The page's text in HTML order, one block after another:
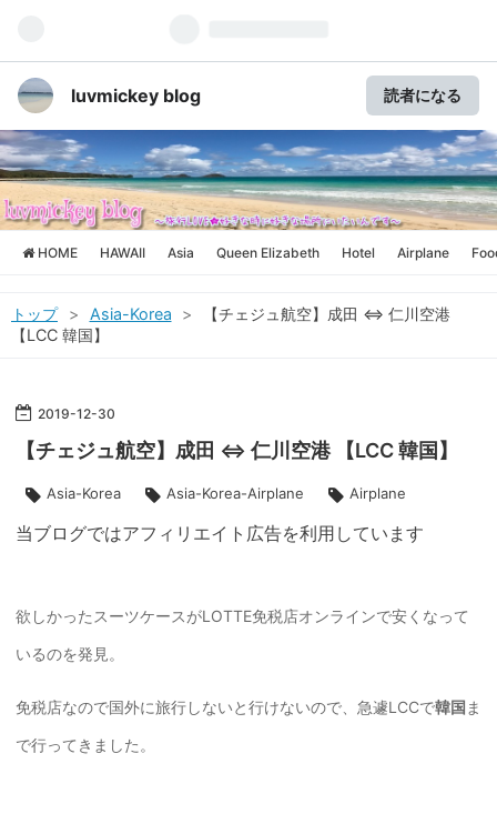
luvmickey blog 読者になる
HOME HAWAII Asia Queen Elizabeth Hotel Airplane
トップ > Asia-Korea >
【チェジュ航空】成田 ⇔ 仁川空港
【LCC 韓国】
2019-12-30
【チェジュ航空】成田 ⇔ 仁川空港 【LCC 韓国】
Asia-Korea Asia-Korea-Airplane Airplane
当ブログではアフィリエイト広告を利用しています
欲しかったスーツケースがLOTTE免税店オンラインで安くなって
いるのを発見。
免税店なので国外に旅行しないと行けないので、急遽LCCで韓国 ま
で行ってきました。